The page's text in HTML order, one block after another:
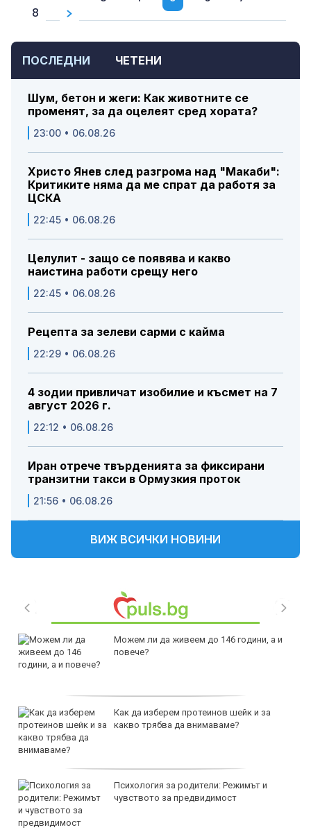
8
ПОСЛЕДНИ ЧЕТЕНИ
Шум, бетон и жеги: Как животните се
променят, за да оцелеят сред хората?
23:00 • 06.08.26
Христо Янев след разгрома над "Макаби":
Критиките няма да ме спрат да работя за
ЦСКА
22:45 • 06.08.26
Целулит - защо се появява и какво
наистина работи срещу него
22:45 • 06.08.26
Рецепта за зелеви сарми с кайма
22:29 • 06.08.26
4 зодии привличат изобилие и късмет на 7
август 2026 г.
22:12 • 06.08.26
Иран отрече твърденията за фиксирани
транзитни такси в Ормузкия проток
21:56 • 06.08.26
ВИЖ ВСИЧКИ НОВИНИ
Можем ли да живеем до 146 години, а и
повече?
Как да изберем протеинов шейк и за
какво трябва да внимаваме?
Психология за родители: Режимът и
чувството за предвидимост